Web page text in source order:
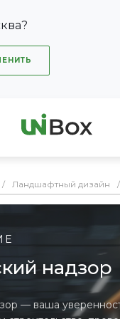
/ Ландшафтный дизайн /
надзор
— ваша